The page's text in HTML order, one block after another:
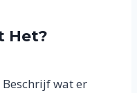
Het?
wat er